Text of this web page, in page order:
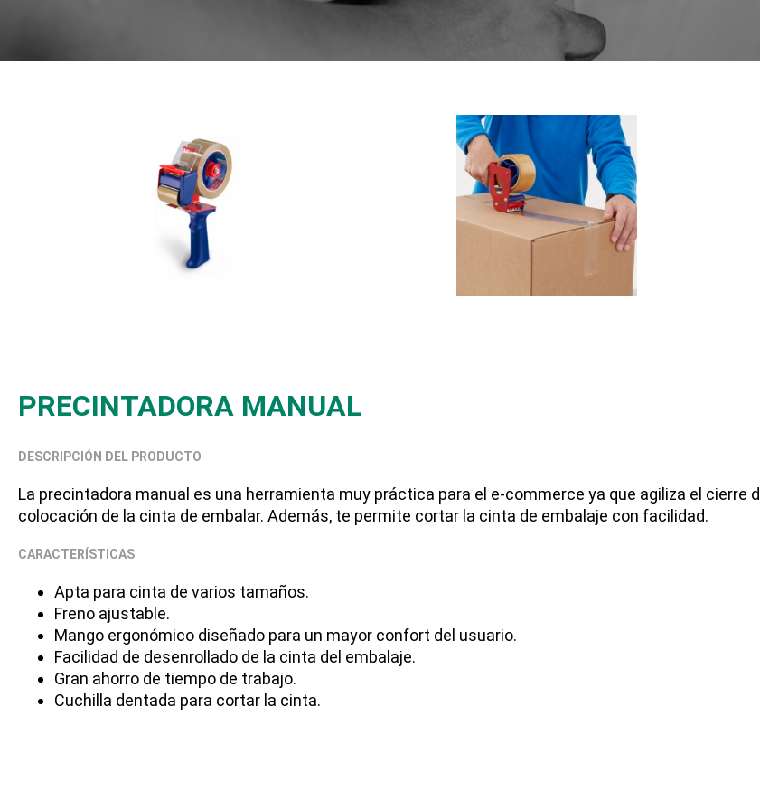
PRECINTADORA MANUAL
DESCRIPCIÓN DEL PRODUCTO
La precintadora manual es una herramienta muy práctica para el e-commerce ya que agiliza el cierre
colocación de la cinta de embalar. Además, te permite cortar la cinta de embalaje con facilidad.
CARACTERÍSTICAS
Apta para cinta de varios tamaños.
Freno ajustable.
Mango ergonómico diseñado para un mayor confort del usuario.
Facilidad de desenrollado de la cinta del embalaje.
Gran ahorro de tiempo de trabajo.
Cuchilla dentada para cortar la cinta.